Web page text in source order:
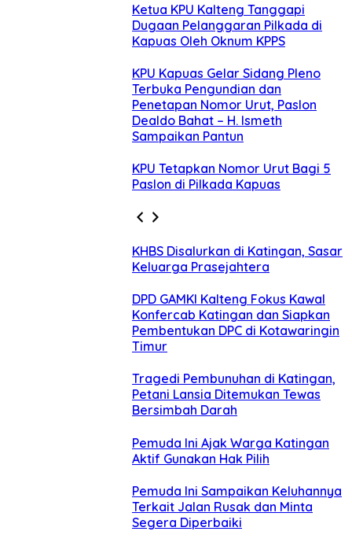
Ketua KPU Kalteng Tanggapi
Dugaan Pelanggaran Pilkada di
Kapuas Oleh Oknum KPPS
KPU Kapuas Gelar Sidang Pleno
Terbuka Pengundian dan
Penetapan Nomor Urut, Paslon
Dealdo Bahat – H. Ismeth
Sampaikan Pantun
KPU Tetapkan Nomor Urut Bagi 5
Paslon di Pilkada Kapuas
KHBS Disalurkan di Katingan, Sasar
Keluarga Prasejahtera
DPD GAMKI Kalteng Fokus Kawal
Konfercab Katingan dan Siapkan
Pembentukan DPC di Kotawaringin
Timur
Tragedi Pembunuhan di Katingan,
Petani Lansia Ditemukan Tewas
Bersimbah Darah
Pemuda Ini Ajak Warga Katingan
Aktif Gunakan Hak Pilih
Pemuda Ini Sampaikan Keluhannya
Terkait Jalan Rusak dan Minta
Segera Diperbaiki